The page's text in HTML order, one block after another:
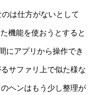
は仕方がないとして
機能を使おうとすると
にアプリから操作でき
サファリ上で似た様な
ヘンはもう少し整理が